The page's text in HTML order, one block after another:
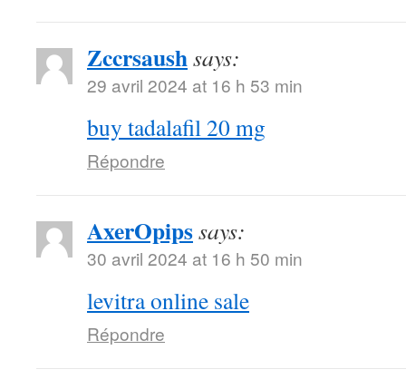
Zccrsaushsays:
29 avril 2024 at 16 h 53 min
buy tadalafil 20 mg
Répondre
AxerOpipssays:
30 avril 2024 at 16 h 50 min
levitra online sale
Répondre